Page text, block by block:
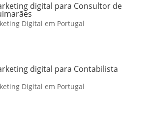
digital para Consultor de
Digital em Portugal
digital para Contabilista
Digital em Portugal